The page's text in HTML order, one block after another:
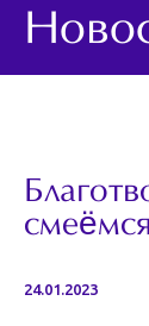
24.01.2023